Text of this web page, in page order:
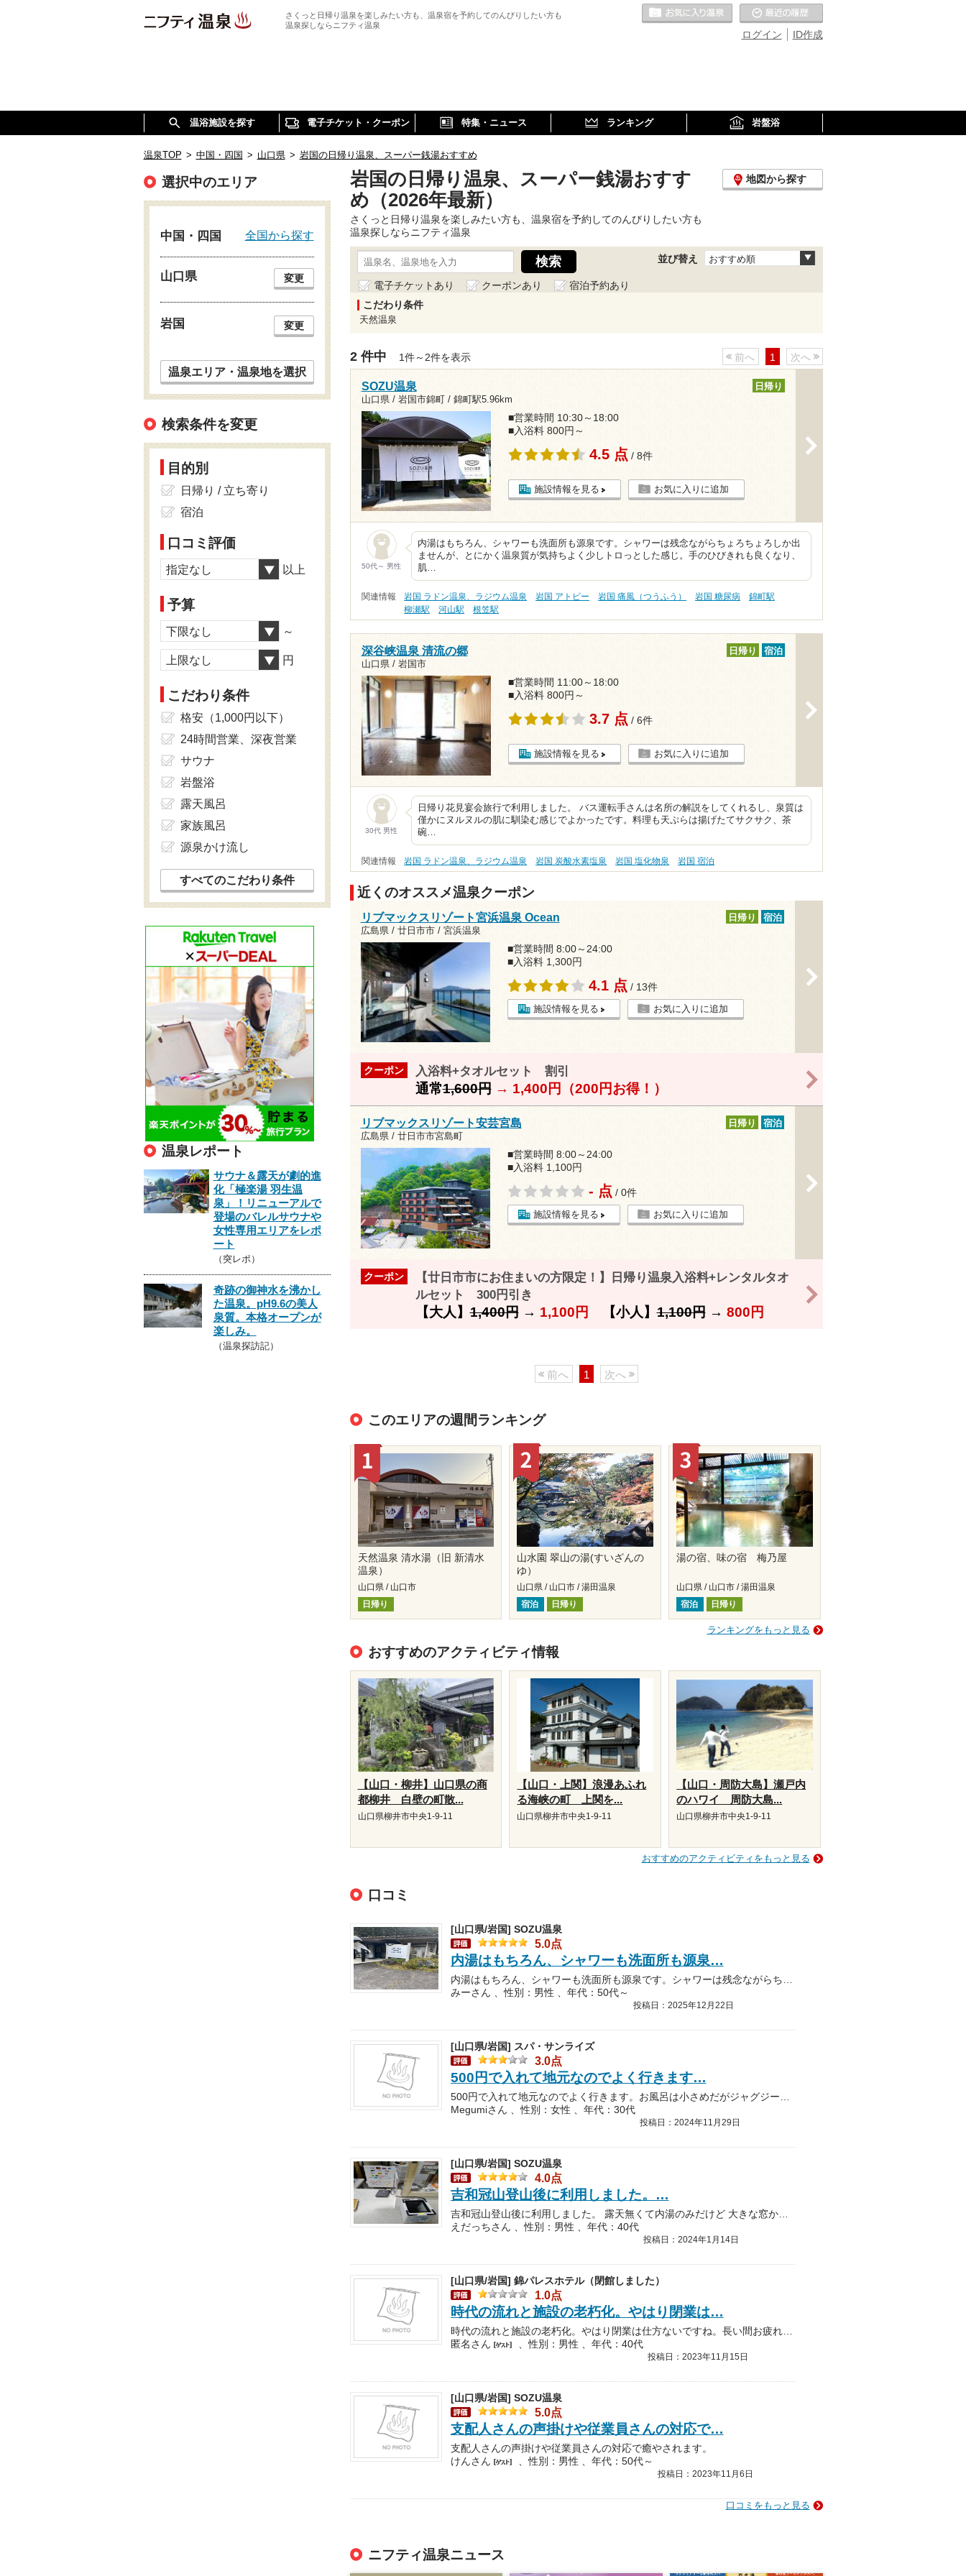
さくっと日帰り温泉を楽しみたい方も、温泉宿を予約してのんびりしたい方も
温泉探しならニフティ温泉
ID作成
ログイン
お気に入りの温泉
温浴施設を探す 電子チケット・クーポン 特集・ニュース ランキング 岩盤浴
温泉TOP > 中国・四国 > 山口県 > 岩国の日帰り温泉、スーパー銭湯おすすめ
岩国の日帰り温泉、スーパー銭湯おすす
め（2026年最新）
地図から探す
さくっと日帰り温泉を楽しみたい方も、温泉宿を予約してのんびりしたい方も
温泉探しならニフティ温泉
並び替え おすすめ順
電子チケットあり クーポンあり
宿泊予約あり
こだわり条件
天然温泉
2 件中 1件～2件を表示 前へ 1 次へ
SOZU温泉
山口県 / 岩国市錦町 / 錦町駅5.96km
日帰り
■営業時間 10:30～18:00
■入浴料 800円～
4.5 点 / 8件
施設情報を見る お気に入りに追加
50代～ 男性
内湯はもちろん、シャワーも洗面所も源泉です。シャワーは残念ながらちょろちょろしか出
ませんが、とにかく温泉質が気持ちよく少しトロっとした感じ。手のひびきれも良くなり、
肌…
関連情報 岩国 ラドン温泉、ラジウム温泉 岩国 アトピー 岩国 痛風（つうふう） 岩国 糖尿病
錦町駅
柳瀬駅
河山駅 根笠駅
深谷峡温泉 清流の郷
山口県 / 岩国市
日帰り 宿泊
■営業時間 11:00～18:00
■入浴料 800円～
3.7 点 / 6件
施設情報を見る お気に入りに追加
30代 男性
日帰り花見宴会旅行で利用しました。 バス運転手さんは名所の解説をしてくれるし、泉質は
僅かにヌルヌルの肌に馴染む感じでよかったです。料理も天ぷらは揚げたてサクサク、茶
碗…
関連情報 岩国 ラドン温泉、ラジウム温泉 岩国 炭酸水素塩泉 岩国 塩化物泉 岩国 宿泊
近くのオススメ温泉クーポン
リブマックスリゾート宮浜温泉 Ocean
広島県 / 廿日市市 / 宮浜温泉
日帰り 宿泊
■営業時間 8:00～24:00
■入浴料 1,300円
4.1 点 / 13件
施設情報を見る お気に入りに追加
クーポン 入浴料+タオルセット 割引
通常1,600円→ 1,400円（200円お得！）
リブマックスリゾート安芸宮島
広島県 / 廿日市市宮島町
日帰り 宿泊
■営業時間 8:00～24:00
■入浴料 1,100円
- 点 / 0件
施設情報を見る お気に入りに追加
クーポン
【廿日市市にお住まいの方限定！】日帰り温泉入浴料+レンタルタオ
ルセット 300円引き
【大人】1,400円→ 1,100円 【小人】1,100円→ 800円
前へ 1 次へ
このエリアの週間ランキング
天然温泉 清水湯（旧 新清水
温泉）
山口県 / 山口市
日帰り
山水園 翠山の湯(すいざんの
ゆ）
山口県 / 山口市 / 湯田温泉
宿泊
日帰り
湯の宿、味の宿 梅乃屋
山口県 / 山口市 / 湯田温泉
宿泊
日帰り
ランキングをもっと見る
おすすめのアクティビティ情報
【山口・柳井】山口県の商
都柳井 白壁の町散...
山口県柳井市中央1-9-11
【山口・上関】浪漫あふれ
る海峡の町 上関を...
山口県柳井市中央1-9-11
【山口・周防大島】瀬戸内
のハワイ 周防大島...
山口県柳井市中央1-9-11
おすすめのアクティビティをもっと見る
口コミ
[山口県/岩国] SOZU温泉
5.0点
内湯はもちろん、シャワーも洗面所も源泉…
みーさん 、性別：男性 、年代：50代～
投稿日：2025年12月22日
[山口県/岩国] スパ・サンライズ
3.0点
500円で入れて地元なのでよく行きます…
Megumiさん 、性別：女性 、年代：30代
投稿日：2024年11月29日
[山口県/岩国] SOZU温泉
4.0点
吉和冠山登山後に利用しました。…
吉和冠山登山後に利用しました。 露天無くて内湯のみだけど 大きな窓から景色楽しめました🎵 キャッシュレス対応してます。
えだっちさん 、性別：男性 、年代：40代
投稿日：2024年1月14日
[山口県/岩国] 錦パレスホテル（閉館しました）
1.0点
時代の流れと施設の老朽化。やはり閉業は…
時代の流れと施設の老朽化。やはり閉業は仕方ないですね。長い間お疲れ様でした。 地域の高齢化と場所の特性は将来的にも発展は見込めないと思っていましたから市の決断は👏👏。…
匿名さん
、性別：男性 、年代：40代
投稿日：2023年11月15日
[山口県/岩国] SOZU温泉
5.0点
支配人さんの声掛けや従業員さんの対応で…
支配人さんの声掛けや従業員さんの対応で癒やされます。
けんさん
、性別：男性 、年代：50代～
投稿日：2023年11月6日
口コミをもっと見る
ニフティ温泉ニュース
選択中のエリア
中国・四国 全国から探す
山口県 変更
岩国 変更
温泉エリア・温泉地を選択
検索条件を変更
目的別
日帰り / 立ち寄り
宿泊
口コミ評価
指定なし 以上
予算
下限なし ～
上限なし 円
こだわり条件
格安（1,000円以下）
24時間営業、深夜営業
サウナ
岩盤浴
露天風呂
家族風呂
源泉かけ流し
すべてのこだわり条件
温泉レポート
サウナ＆露天が劇的進
化「極楽湯 羽生温
泉」！リニューアルで
登場のバレルサウナや
女性専用エリアをレポ
ート
（突レポ）
奇跡の御神水を沸かし
た温泉。pH9.6の美人
泉質。本格オープンが
楽しみ。
（温泉探訪記）